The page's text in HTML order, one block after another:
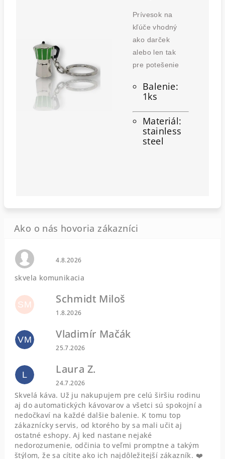
Prívesok na
kľúče vhodný
ako darček
alebo len tak
pre potešenie
Balenie:
1ks
Materiál:
stainless
steel
Hodnotenie obchodu je 0 z 5 hviezdičiek.
4.8.2026
skvela komunikacia
SM Schmidt Miloš
Hodnotenie obchodu je 5 z 5 hviezdičiek.
1.8.2026
VM Vladimír Mačák
Hodnotenie obchodu je 5 z 5 hviezdičiek.
25.7.2026
L Laura Z.
Hodnotenie obchodu je 5 z 5 hviezdičiek.
24.7.2026
Skvelá káva. Už ju nakupujem pre celú širšiu rodinu
aj do automatických kávovarov a všetci sú spokojní a
nedočkaví na každé dalšie balenie. K tomu top
zákaznícky servis, od ktorého by sa mali učit aj
ostatné eshopy. Aj ked nastane nejaké
nedorozumenie, odčinia to veľmi promptne a takým
štýlom, že sa cítite ako ich najdôležitejší zákazník. ❤️